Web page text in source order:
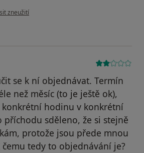
uživatele Pacient
zneužití
se k ní objednávat. Termín
než měsíc (to je ještě ok),
hodinu v konkrétní
sděleno, že si stejně
protože jsou přede mnou
tedy to objednávání je?